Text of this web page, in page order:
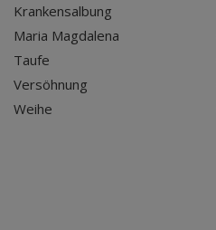
Krankensalbung
Maria Magdalena
Taufe
Versöhnung
Weihe